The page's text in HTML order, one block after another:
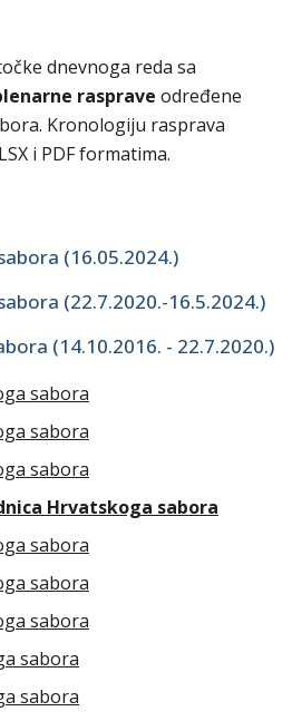
dnevnoga reda sa
rasprave određene
Kronologiju rasprava
i PDF formatima.
(16.05.2024.)
(22.7.2020.-16.5.2024.)
(14.10.2016. - 22.7.2020.)
sabora
sabora
sabora
Hrvatskoga sabora
sabora
sabora
sabora
sabora
sabora